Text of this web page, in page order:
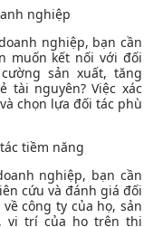
nghiệp
nghiệp, bạn cần
muốn kết nối với đối
sản xuất, tăng
tài nguyên? Việc xác
chọn lựa đối tác phù
tiềm năng
nghiệp, bạn cần
cứu và đánh giá đối
công ty của họ, sản
vị trí của họ trên thị